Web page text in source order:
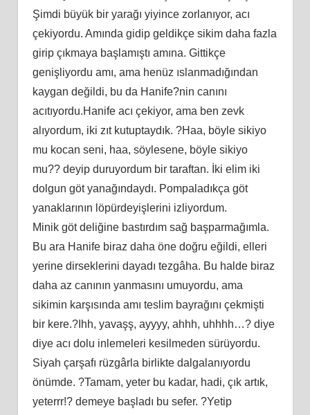
Şimdi büyük bir yarağı yiyince zorlanıyor, acı
çekiyordu. Amında gidip geldikçe sikim daha fazla
girip çıkmaya başlamıştı amına. Gittikçe
genişliyordu amı, ama henüz ıslanmadığından
kaygan değildi, bu da Hanife?nin canını
acıtıyordu.Hanife acı çekiyor, ama ben zevk
alıyordum, iki zıt kutuptaydık. ?Haa, böyle sikiyo
mu kocan seni, haa, söylesene, böyle sikiyo
mu?? deyip duruyordum bir taraftan. İki elim iki
dolgun göt yanağındaydı. Pompaladıkça göt
yanaklarının löpürdeyişlerini izliyordum.
Minik göt deliğine bastırdım sağ başparmağımla.
Bu ara Hanife biraz daha öne doğru eğildi, elleri
yerine dirseklerini dayadı tezgâha. Bu halde biraz
daha az canının yanmasını umuyordu, ama
sikimin karşısında amı teslim bayrağını çekmişti
bir kere.?Ihh, yavaşş, ayyyy, ahhh, uhhhh…? diye
diye acı dolu inlemeleri kesilmeden sürüyordu.
Siyah çarşafı rüzgârla birlikte dalgalanıyordu
önümde. ?Tamam, yeter bu kadar, hadi, çık artık,
yeterrr!? demeye başladı bu sefer. ?Yetip